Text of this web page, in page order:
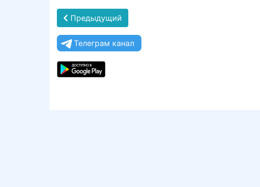
Предыдущий
Телеграм канал